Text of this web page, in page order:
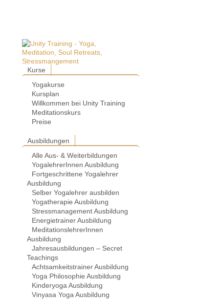
Kurse
Yogakurse
Kursplan
Willkommen bei Unity Training
Meditationskurs
Preise
Ausbildungen
Alle Aus- & Weiterbildungen
YogalehrerInnen Ausbildung
Fortgeschrittene Yogalehrer
Ausbildung
Selber Yogalehrer ausbilden
Yogatherapie Ausbildung
Stressmanagement Ausbildung
Energietrainer Ausbildung
MeditationslehrerInnen
Ausbildung
Jahresausbildungen – Secret
Teachings
Achtsamkeitstrainer Ausbildung
Yoga Philosophie Ausbildung
Kinderyoga Ausbildung
Vinyasa Yoga Ausbildung